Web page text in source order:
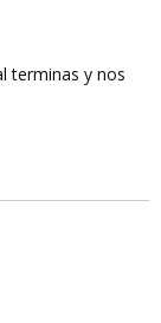
terminas y nos